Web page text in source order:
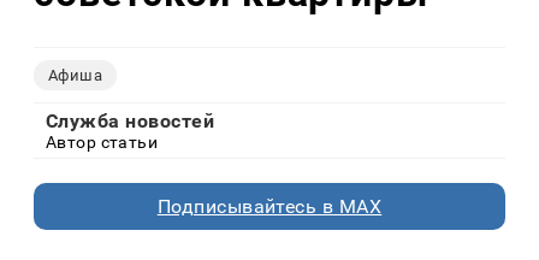
Афиша
Служба новостей
Автор статьи
Подписывайтесь в MAX